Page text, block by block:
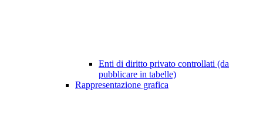
Enti di diritto privato controllati (da
pubblicare in tabelle)
Rappresentazione grafica